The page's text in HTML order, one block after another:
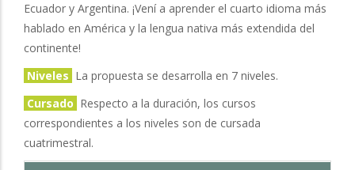
Ecuador y Argentina. ¡Vení a aprender el cuarto idioma más
hablado en América y la lengua nativa más extendida del
continente!
Niveles La propuesta se desarrolla en 7 niveles.
Cursado Respecto a la duración, los cursos
correspondientes a los niveles son de cursada
cuatrimestral.